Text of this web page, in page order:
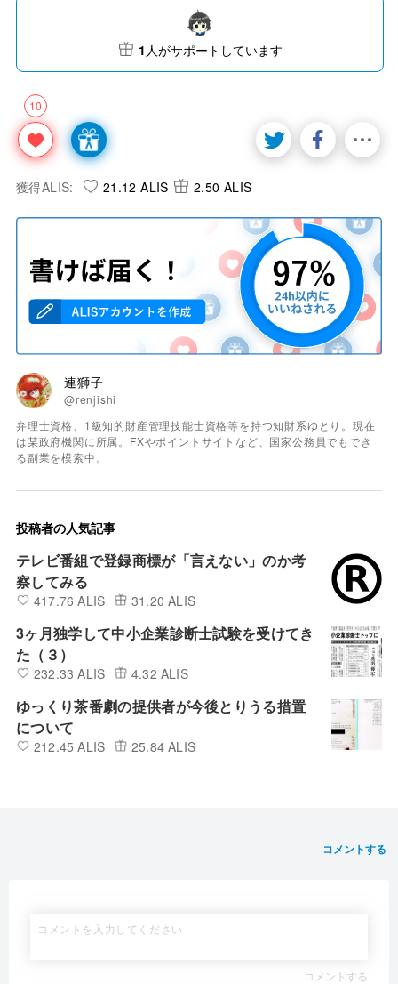
10
1 人がサポートしています
獲得ALIS: 21.12 ALIS 2.50 ALIS
連獅子
@renjishi
弁理士資格、1級知的財産管理技能士資格等を持つ知財系ゆとり。現在
は某政府機関に所属。FXやポイントサイトなど、国家公務員でもでき
る副業を模索中。
投稿者の人気記事
テレビ番組で登録商標が「言えない」のか考
察してみる
417.76 ALIS 31.20 ALIS
3ヶ月独学して中小企業診断士試験を受けてき
た（３）
232.33 ALIS 4.32 ALIS
ゆっくり茶番劇の提供者が今後とりうる措置
について
212.45 ALIS 25.84 ALIS
コメントする
コメントする